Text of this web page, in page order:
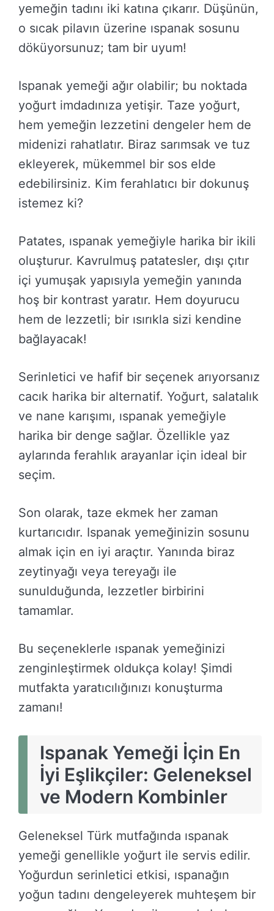
yemeğin tadını iki katına çıkarır. Düşünün,
o sıcak pilavın üzerine ıspanak sosunu
döküyorsunuz; tam bir uyum!
Ispanak yemeği ağır olabilir; bu noktada
yoğurt imdadınıza yetişir. Taze yoğurt,
hem yemeğin lezzetini dengeler hem de
midenizi rahatlatır. Biraz sarımsak ve tuz
ekleyerek, mükemmel bir sos elde
edebilirsiniz. Kim ferahlatıcı bir dokunuş
istemez ki?
Patates, ıspanak yemeğiyle harika bir ikili
oluşturur. Kavrulmuş patatesler, dışı çıtır
içi yumuşak yapısıyla yemeğin yanında
hoş bir kontrast yaratır. Hem doyurucu
hem de lezzetli; bir ısırıkla sizi kendine
bağlayacak!
Serinletici ve hafif bir seçenek arıyorsanız
cacık harika bir alternatif. Yoğurt, salatalık
ve nane karışımı, ıspanak yemeğiyle
harika bir denge sağlar. Özellikle yaz
aylarında ferahlık arayanlar için ideal bir
seçim.
Son olarak, taze ekmek her zaman
kurtarıcıdır. Ispanak yemeğinizin sosunu
almak için en iyi araçtır. Yanında biraz
zeytinyağı veya tereyağı ile
sunulduğunda, lezzetler birbirini
tamamlar.
Bu seçeneklerle ıspanak yemeğinizi
zenginleştirmek oldukça kolay! Şimdi
mutfakta yaratıcılığınızı konuşturma
zamanı!
Ispanak Yemeği İçin En
İyi Eşlikçiler: Geleneksel
ve Modern Kombinler
Geleneksel Türk mutfağında ıspanak
yemeği genellikle yoğurt ile servis edilir.
Yoğurdun serinletici etkisi, ıspanağın
yoğun tadını dengeleyerek muhteşem bir